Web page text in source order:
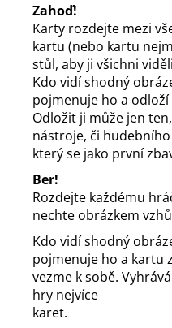
Zahoď!
Karty rozdejte mezi
kartu (nebo kartu
stůl, aby ji všichni
Kdo vidí shodný
pojmenuje ho a
Odložit ji může jen
nástroje, či
který se jako první
Ber!
Rozdejte každému
nechte obrázkem
Kdo vidí shodný
pojmenuje ho a kartu
vezme k sobě.
hry nejvíce
karet.